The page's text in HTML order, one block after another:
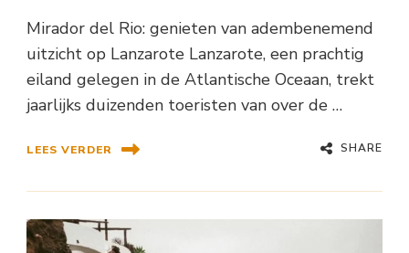
Mirador del Rio: genieten van adembenemend
uitzicht op Lanzarote Lanzarote, een prachtig
eiland gelegen in de Atlantische Oceaan, trekt
jaarlijks duizenden toeristen van over de …
LEES VERDER SHARE